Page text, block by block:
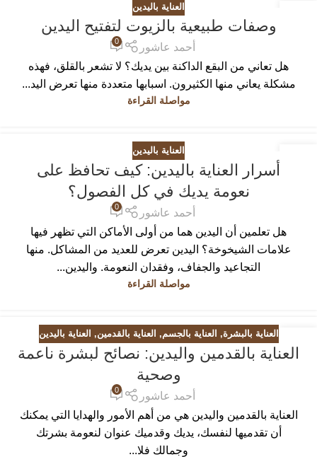
العناية باليدين
وصفات طبيعية بالزيوت لتفتيح اليدين
أحمد عاشور
0
هل تعاني من البقع الداكنة بين يديك؟ لا تشعر بالقلق، فهذه
مشكلة يعاني منها الكثيرون. اسبابها متعددة منها تعرض اليد...
مواصلة القراءة
العناية باليدين
أسرار العناية باليدين: كيف تحافظ على
نعومة يديك في كل الفصول؟
أحمد عاشور
0
هل تعلمين أن اليدين هما من أولى الأماكن التي تظهر فيها
علامات الشيخوخة؟ اليدين تعرض للعديد من المشاكل. منها
التجاعيد والجفاف، وفقدان النعومة. واليدين...
مواصلة القراءة
العناية بالبشرة, العناية بالجسم, العناية بالقدمين, العناية باليدين
العناية بالقدمين واليدين: نصائح لبشرة ناعمة
وصحية
أحمد عاشور
0
العناية بالقدمين واليدين هي من أهم الأمور والهدايا التي يمكنك
أن تقدميها لنفسك، يديك وقدميك عنوان لنعومة بشرتك
وجمالك فلا...